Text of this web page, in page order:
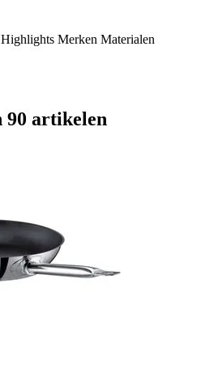
Highlights Merken Materialen
90 artikelen